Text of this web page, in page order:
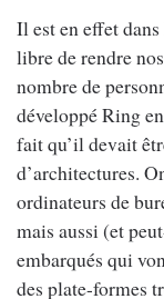
Il est en effet
libre de rendre
nombre de
développé Ring
fait qu’il devait
d’architectures.
ordinateurs de
mais aussi (et
embarqués qui
des plate-formes